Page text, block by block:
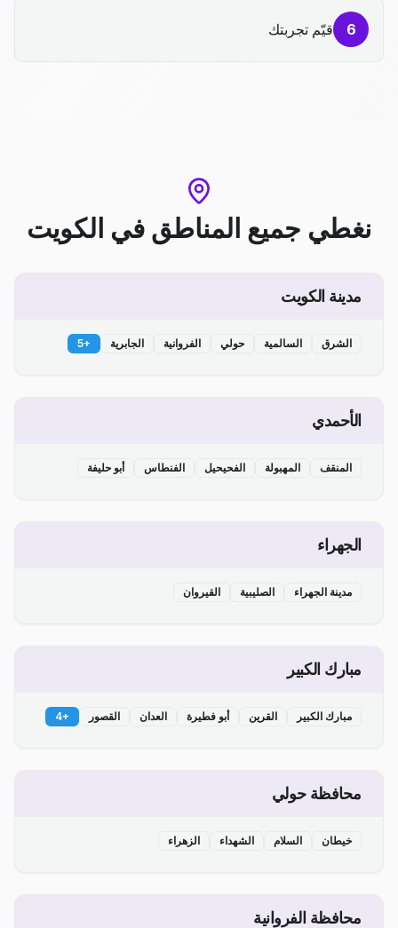
6 قيّم تجربتك
نغطي جميع المناطق في الكويت
مدينة الكويت
الشرق السالمية حولي الفروانية الجابرية +
5
الأحمدي
المنقف المهبولة الفحيحيل الفنطاس أبو حليفة
الجهراء
مدينة الجهراء الصليبية القيروان
مبارك الكبير
مبارك الكبير القرين أبو فطيرة العدان القصور +
4
محافظة حولي
خيطان السلام الشهداء الزهراء
محافظة الفروانية